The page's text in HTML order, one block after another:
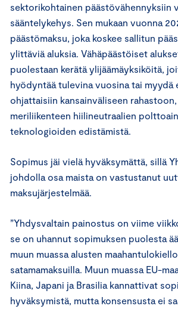
sektorikohtainen päästövähennyksiin
sääntelykehys. Sen mukaan vuonna
päästömaksu, joka koskee sallitun
ylittäviä aluksia. Vähäpäästöiset
puolestaan kerätä ylijäämäyksiköitä,
hyödyntää tulevina vuosina tai myydä
ohjattaisiin kansainväliseen
meriliikenteen hiilineutraalien
teknologioiden edistämistä.
Sopimus jäi vielä hyväksymättä, sillä
johdolla osa maista on vastustanut
maksujärjestelmää.
”Yhdysvaltain painostus on viime
se on uhannut sopimuksen puolesta
muun muassa alusten
satamamaksuilla. Muun muassa EU-
Kiina, Japani ja Brasilia kannattivat
hyväksymistä, mutta konsensusta ei